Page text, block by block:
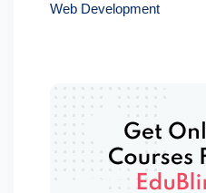
Web Development